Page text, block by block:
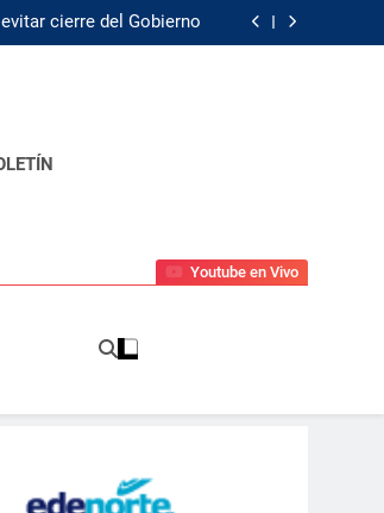
cierre del Gobierno
de pasarle el testigo y
e-C5 Aircross, suelas
Youtube en Vivo